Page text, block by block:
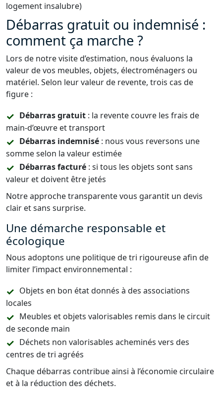
logement insalubre)
Débarras gratuit ou indemnisé :
comment ça marche ?
Lors de notre visite d’estimation, nous évaluons la
valeur de vos meubles, objets, électroménagers ou
matériel. Selon leur valeur de revente, trois cas de
figure :
Débarras gratuit : la revente couvre les frais de
main-d’œuvre et transport
Débarras indemnisé : nous vous reversons une
somme selon la valeur estimée
Débarras facturé : si tous les objets sont sans
valeur et doivent être jetés
Notre approche transparente vous garantit un devis
clair et sans surprise.
Une démarche responsable et
écologique
Nous adoptons une politique de tri rigoureuse afin de
limiter l’impact environnemental :
Objets en bon état donnés à des associations
locales
Meubles et objets valorisables remis dans le circuit
de seconde main
Déchets non valorisables acheminés vers des
centres de tri agréés
Chaque débarras contribue ainsi à l’économie circulaire
et à la réduction des déchets.